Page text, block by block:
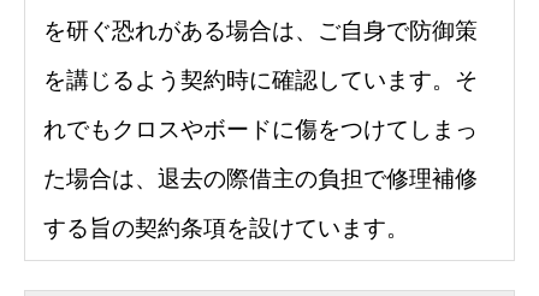
を研ぐ恐れがある場合は、ご自身で防御策
を講じるよう契約時に確認しています。そ
れでもクロスやボードに傷をつけてしまっ
た場合は、退去の際借主の負担で修理補修
する旨の契約条項を設けています。